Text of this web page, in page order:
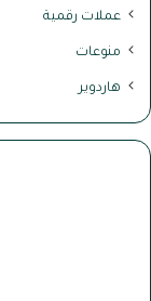
عملات رقمية
منوعات
هاردوير